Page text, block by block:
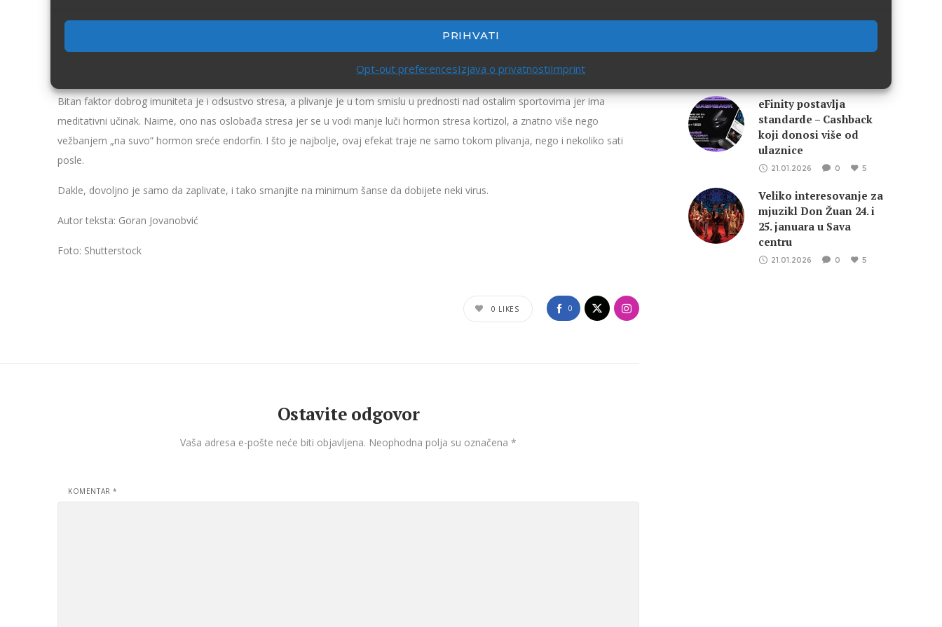
PRIHVATI
Opt-out preferencesIzjava o privatnostiImprint
treba da čudi, ako znamo da ovaj bazični sport blagotvorno utiče na ceo organizam. Pokreti u vodi, između ostalog, povoljno
utiču na rad srca i krvni pritisak, poboljšavaju kapacitet pluća, smanjuju rizik od moždanog udara i dijabetesa tipa dva, smanjuju
Bitan faktor dobrog imuniteta je i odsustvo stresa, a plivanje je u tom smislu u prednosti nad ostalim sportovima jer ima
meditativni učinak. Naime, ono nas oslobađa stresa jer se u vodi manje luči hormon stresa kortizol, a znatno više nego
vežbanjem „na suvo” hormon sreće endorfin. I što je najbolje, ovaj efekat traje ne samo tokom plivanja, nego i nekoliko sati
posle.
Dakle, dovoljno je samo da zaplivate, i tako smanjite na minimum šanse da dobijete neki virus.
Autor teksta: Goran Jovanobvić
Foto: Shutterstock
0
0 LIKES
Ostavite odgovor
Vaša adresa e-pošte neće biti objavljena. Neophodna polja su označena *
KOMENTAR*
eFinity postavlja
standarde – Cashback
koji donosi više od
ulaznice
21.01.2026 0 5
Veliko interesovanje za
mjuzikl Don Žuan 24. i
25. januara u Sava
centru
21.01.2026 0 5